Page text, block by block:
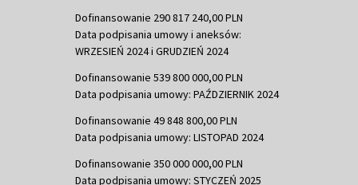
Dofinansowanie 290 817 240,00 PLN
Data podpisania umowy i aneksów:
WRZESIEŃ 2024 i GRUDZIEŃ 2024
Dofinansowanie 539 800 000,00 PLN
Data podpisania umowy: PAŹDZIERNIK 2024
Dofinansowanie 49 848 800,00 PLN
Data podpisania umowy: LISTOPAD 2024
Dofinansowanie 350 000 000,00 PLN
Data podpisania umowy: STYCZEŃ 2025